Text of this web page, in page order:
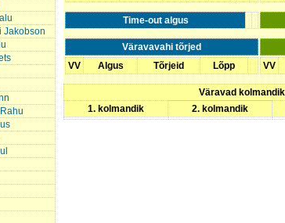
Jakobson
Time-out algus
Väravavahi tõrjed
VV
Algus Tõrjeid Lõpp VV
Väravad
1. kolmandik
2. kolmandik